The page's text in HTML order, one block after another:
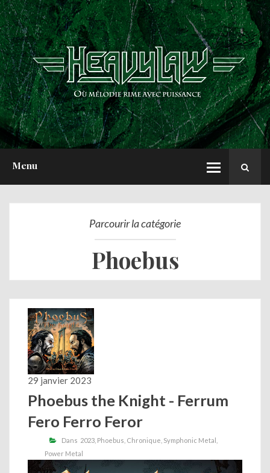
Menu
ACCUEIL
NEWS
CHRONIQUES
INTERVIEWS
REPORTS
A PROPOS
Parcourir la catégorie
Phoebus
29 janvier 2023
Phoebus the Knight - Ferrum
Fero Ferro Feror
Dans 2023 Phoebus Chronique Symphonic Metal
Power Metal